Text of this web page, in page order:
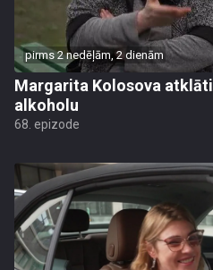
pirms 2 nedēļām, 2 dienām
Margarita Kolosova
alkoholu
68. epizode